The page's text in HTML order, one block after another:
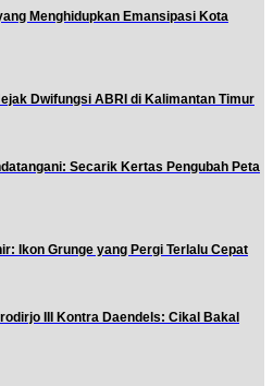
Menghidupkan Emansipasi Kota
Dwifungsi ABRI di Kalimantan Timur
Secarik Kertas Pengubah Peta
Ikon Grunge yang Pergi Terlalu Cepat
III Kontra Daendels: Cikal Bakal